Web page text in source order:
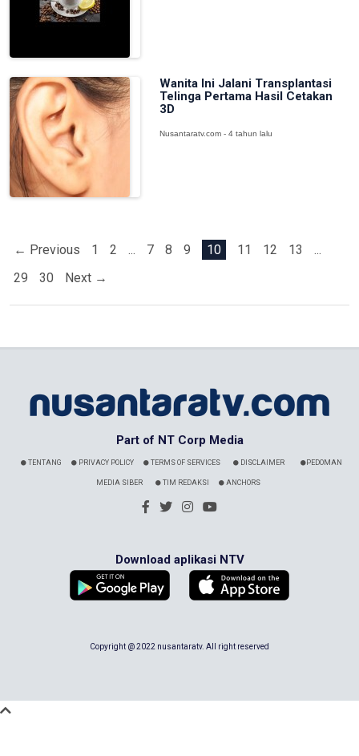
Wanita Ini Jalani Transplantasi
Telinga Pertama Hasil Cetakan
3D
Nusantaratv.com - 4 tahun lalu
← Previous 1 2 ... 7 8 9 10 11 12 13
...
29
30 Next →
Part of NT Corp Media
TENTANG PRIVACY POLICY TERMS OF SERVICES DISCLAIMER PEDOMAN
MEDIA SIBER TIM REDAKSI ANCHORS
Download aplikasi NTV
Copyright @ 2022 nusantaratv. All right reserved